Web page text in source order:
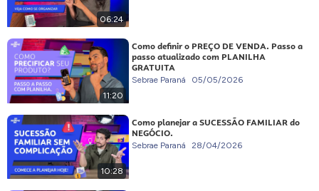
06:24
11:20
Como definir o PREÇO DE VENDA. Passo a
passo atualizado com PLANILHA
GRATUITA
Sebrae Paraná 05/05/2026
10:28
Como planejar a SUCESSÃO FAMILIAR do
NEGÓCIO.
Sebrae Paraná 28/04/2026